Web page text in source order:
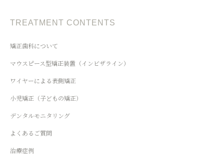
TREATMENT CONTENTS
矯正歯科について
マウスピース型矯正装置（インビザライン）
ワイヤーによる表側矯正
小児矯正（子どもの矯正）
デンタルモニタリング
よくあるご質問
治療症例